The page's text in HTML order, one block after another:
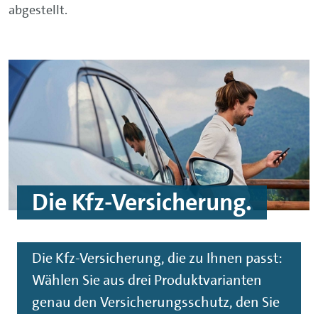
abgestellt.
Die Kfz-Versicherung.
Die Kfz-Versicherung, die zu Ihnen passt:
Wählen Sie aus drei Produktvarianten
genau den Versicherungsschutz, den Sie